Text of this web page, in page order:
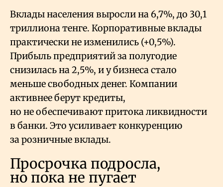
Вклады населения выросли на 6,7%, до 30,1
триллиона тенге. Корпоративные вклады
практически не изменились (+0,5%).
Прибыль предприятий за полугодие
снизилась на 2,5%, и у бизнеса стало
меньше свободных денег. Компании
активнее берут кредиты,
но не обеспечивают притока ликвидности
в банки. Это усиливает конкуренцию
за розничные вклады.
Просрочка подросла,
но пока не пугает